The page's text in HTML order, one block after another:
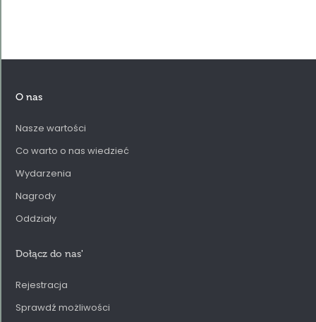
O nas
Nasze wartości
Co warto o nas wiedzieć
Wydarzenia
Nagrody
Oddziały
Dołącz do nas'
Rejestracja
Sprawdź możliwości